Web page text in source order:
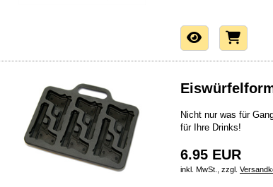
Nicht nur was für
für Ihre Drinks!
6.95 EUR
inkl. MwSt., zzgl.